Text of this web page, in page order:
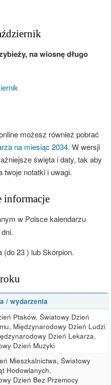
na wiosnę długo
możesz również pobrać
na miesiąc 2034. W wersji
święta i daty, tak aby
twoje notatki i uwagi.
informacje
w Polsce kalendarzu
23 ) lub Skorpion.
/ wydarzenia
Ptaków, Światowy Dzień
Międzynarodowy Dzień Ludzi
Dzień Lekarza,
Dzień Muzyki
Mieszkalnictwa, Światowy
Hodowlanych,
Dzień Bez Przemocy